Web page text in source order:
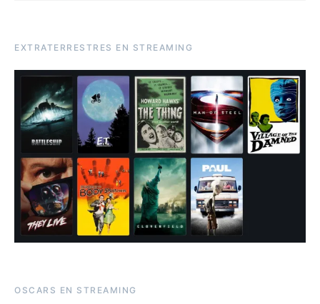
EXTRATERRESTRES EN STREAMING
OSCARS EN STREAMING